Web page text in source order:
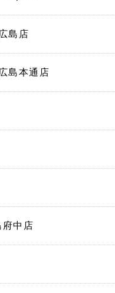
島店
島本通店
中店